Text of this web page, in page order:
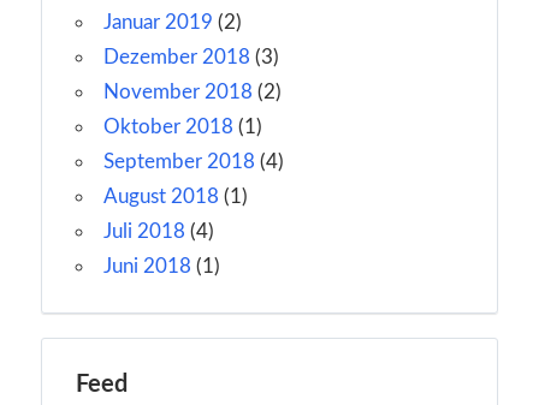
Januar 2019 (2)
Dezember 2018 (3)
November 2018 (2)
Oktober 2018 (1)
September 2018 (4)
August 2018 (1)
Juli 2018 (4)
Juni 2018 (1)
Feed